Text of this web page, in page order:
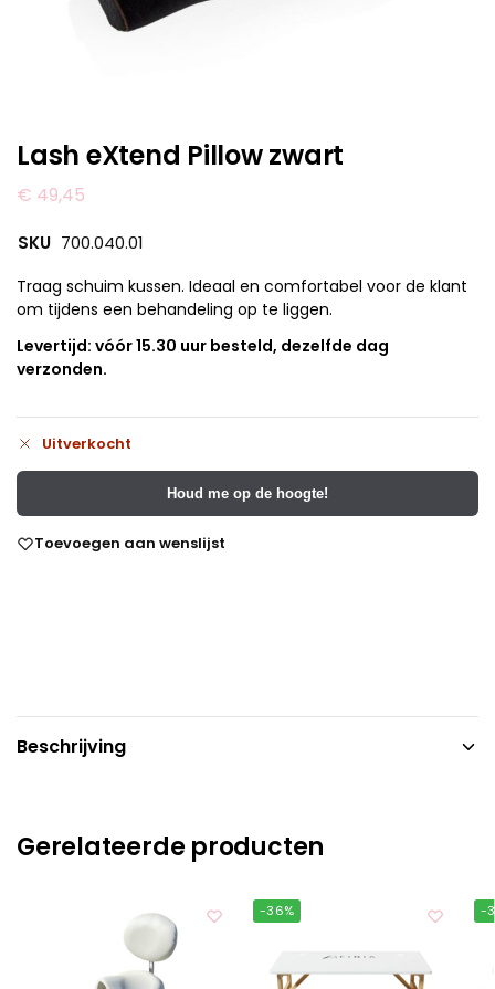
Lash eXtend Pillow zwart
€ 49,45
SKU 700.040.01
Traag schuim kussen. Ideaal en comfortabel voor de klant
om tijdens een behandeling op te liggen.
Levertijd: vóór 15.30 uur besteld, dezelfde dag
verzonden.
Uitverkocht
Houd me op de hoogte!
Toevoegen aan wenslijst
Beschrijving
Gerelateerde producten
-36% -